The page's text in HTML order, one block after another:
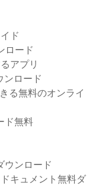
ド
ロード
アプリ
ンロード
る無料のオンライ
ド無料
ウンロード
キュメント無料ダ